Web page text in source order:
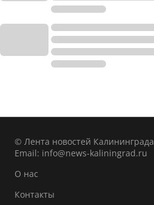
© Лента новостей Калининграда
Email: info@news-kaliningrad.ru
О нас
Контакты